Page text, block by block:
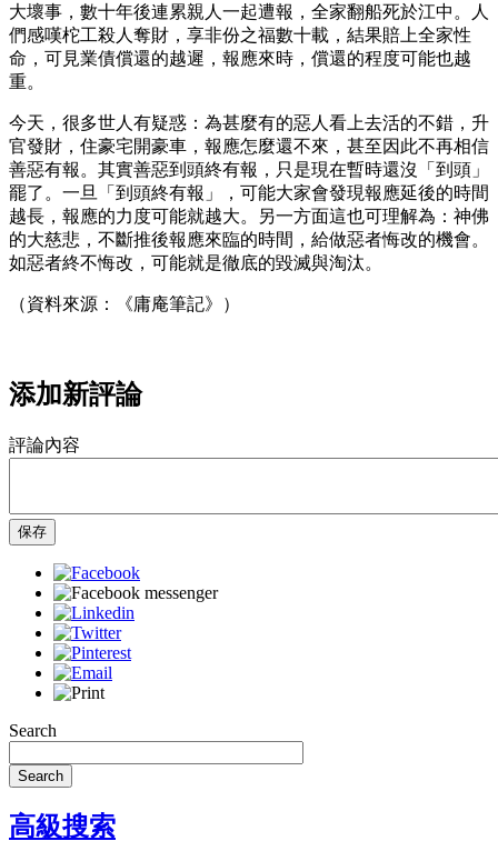
大壞事，數十年後連累親人一起遭報，全家翻船死於江中。人
們感嘆柁工殺人奪財，享非份之福數十載，結果賠上全家性
命，可見業債償還的越遲，報應來時，償還的程度可能也越
重。
今天，很多世人有疑惑：為甚麼有的惡人看上去活的不錯，升
官發財，住豪宅開豪車，報應怎麼還不來，甚至因此不再相信
善惡有報。其實善惡到頭終有報，只是現在暫時還沒「到頭」
罷了。一旦「到頭終有報」，可能大家會發現報應延後的時間
越長，報應的力度可能就越大。另一方面這也可理解為：神佛
的大慈悲，不斷推後報應來臨的時間，給做惡者悔改的機會。
如惡者終不悔改，可能就是徹底的毀滅與淘汰。
（資料來源：《庸庵筆記》）
添加新評論
評論內容
保存
Search
Search
高級搜索